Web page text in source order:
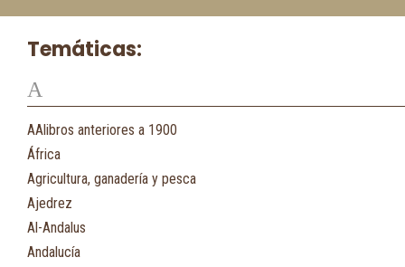
Temáticas:
A
AAlibros anteriores a 1900
África
Agricultura, ganadería y pesca
Ajedrez
Al-Andalus
Andalucía